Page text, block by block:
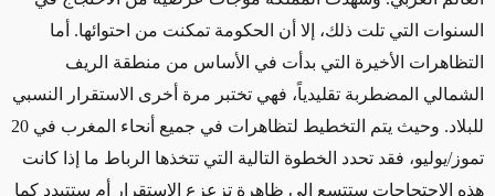
السنوات التي تلت ذلك، إلا أن الحكومة تمكنت من احتوائها. أما
التظاهرات الأخيرة التي بدأت في الأساس من منطقة الريف
الشمالي المضطربة تقليدياً، فهي تختبر مرة أخرى الاستقرار النسبي
للبلاد. وحيث يتم التخطيط لتظاهرات في جميع أنحاء المغرب في 20
تموز/يوليو، فقد تحدد الخطوة التالية التي تتخذها الرباط ما إذا كانت
هذه الاحتجاجات ستتسع إلى ظاهرة تزعزع الاستقرار أم ستتبدد كما